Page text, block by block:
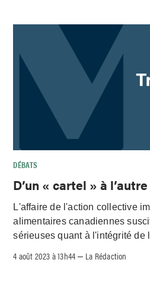
DÉBATS
D’un « cartel » à
L'affaire de l'action collective
alimentaires canadiennes
sérieuses quant à l'intégrité de
4 août 2023 à 13h44 – La Rédaction